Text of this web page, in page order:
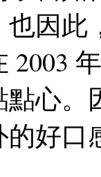
因
2003
心
好口